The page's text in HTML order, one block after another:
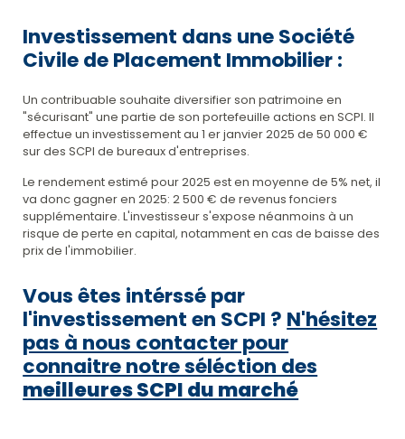
Investissement dans une Société
Civile de Placement Immobilier :
Un contribuable souhaite diversifier son patrimoine en
"sécurisant" une partie de son portefeuille actions en SCPI. Il
effectue un investissement au 1 er janvier 2025 de 50 000 €
sur des SCPI de bureaux d'entreprises.
Le rendement estimé pour 2025 est en moyenne de 5% net, il
va donc gagner en 2025: 2 500 € de revenus fonciers
supplémentaire. L'investisseur s'expose néanmoins à un
risque de perte en capital, notamment en cas de baisse des
prix de l'immobilier.
Vous êtes intérssé par
l'investissement en SCPI ? N'hésitez
pas à nous contacter pour
connaitre notre séléction des
meilleures SCPI du marché